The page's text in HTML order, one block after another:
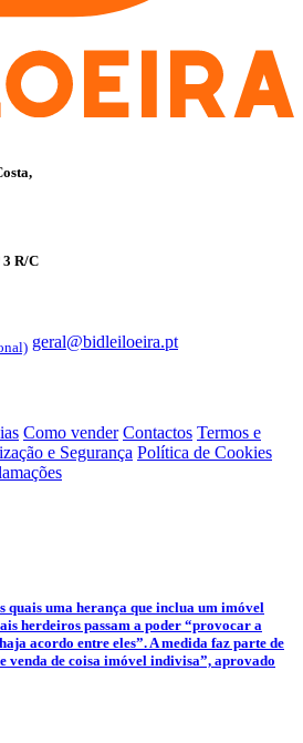
3 R/C
geral@bidleiloeira.pt
Como vender Contactos Termos e
e Segurança Política de Cookies
quais uma herança que inclua um imóvel
herdeiros passam a poder “provocar a
acordo entre eles”. A medida faz parte de
venda de coisa imóvel indivisa”, aprovado